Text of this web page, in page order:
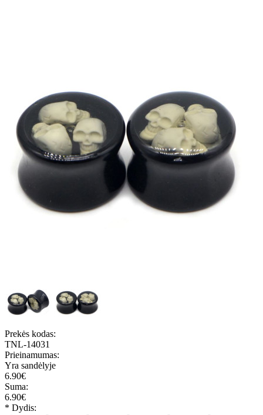
Prekės kodas:
TNL-14031
Prieinamumas:
Yra sandėlyje
6.90€
Suma:
6.90€
* Dydis: